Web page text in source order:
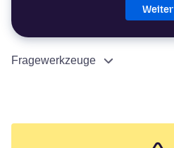
Weiter
Fragewerkzeuge